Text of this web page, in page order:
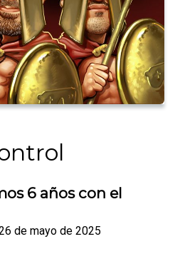
6 años con el
de mayo de 2025